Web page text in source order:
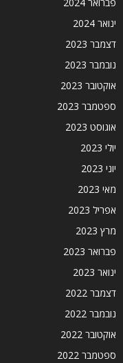
פברואר 2024
ינואר 2024
דצמבר 2023
נובמבר 2023
אוקטובר 2023
ספטמבר 2023
אוגוסט 2023
יולי 2023
יוני 2023
מאי 2023
אפריל 2023
מרץ 2023
פברואר 2023
ינואר 2023
דצמבר 2022
נובמבר 2022
אוקטובר 2022
ספטמבר 2022